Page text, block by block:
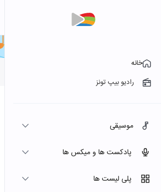
خانه
رادیو بیپ تونز
موسیقی
پادکست ها و میکس ها
پلی لیست ها